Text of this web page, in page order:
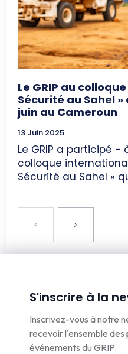
Le GRIP au
Sécurité au Sahel »
juin au Cameroun
13 Juin 2025
Le GRIP a participé
colloque
Sécurité au Sahel »
S'inscrire à la
Inscrivez-vous à notre
recevoir l'ensemble des
événements du GRIP.